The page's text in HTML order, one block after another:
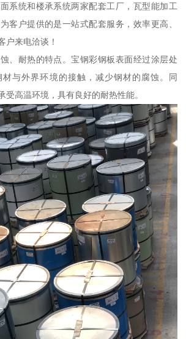
系统和楼承系统两家配套工厂，瓦型能加工
客户提供的是一站式配套服务，效率更高、
户来电洽谈！
、耐热的特点。宝钢彩钢板表面经过涂层处
与外界环境的接触，减少钢材的腐蚀。同
受高温环境，具有良好的耐热性能。